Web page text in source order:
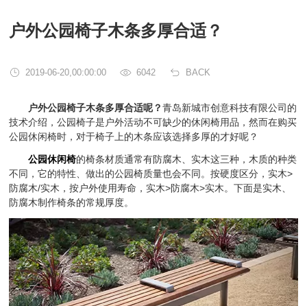
户外公园椅子木条多厚合适？
2019-06-20,00:00:00 6042 BACK
户外公园椅子木条多厚合适呢？青岛新城市创意科技有限公司的
技术介绍，公园椅子是户外活动不可缺少的休闲椅用品，然而在购买
公园休闲椅时，对于椅子上的木条应该选择多厚的才好呢？
公园休闲椅的椅条材质通常有防腐木、实木这三种，木质的种类
不同，它的特性、做出的公园椅质量也会不同。按硬度区分，实木>
防腐木/实木，按户外使用寿命，实木>防腐木>实木。下面是实木、
防腐木制作椅条的常规厚度。